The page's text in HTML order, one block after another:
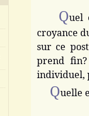
Quel
croyance
sur ce
prend
individuel,
Quelle